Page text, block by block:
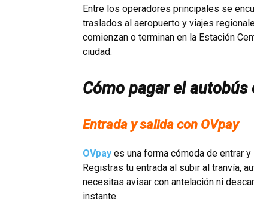
Entre los operadores principales se
traslados al aeropuerto y viajes
comienzan o terminan en la Estación
ciudad.
Cómo pagar el autobús
Entrada y salida con OVpay
OVpay es una forma cómoda de entrar
Registras tu entrada al subir al tranvía,
necesitas avisar con antelación ni
instante.